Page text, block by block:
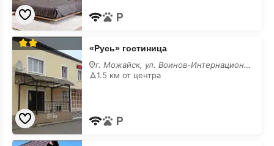
«Русь»
гостиница
«Русь» гостиница
г. Можайск, ул. Воинов-Интернационалистов, 6
1.5 км от центра